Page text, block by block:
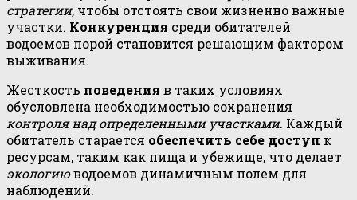
стратегии, чтобы отстоять свои жизненно важные
участки. Конкуренция среди обитателей
водоемов порой становится решающим фактором
выживания.
Жесткость поведения в таких условиях
обусловлена необходимостью сохранения
контроля над определенными участками. Каждый
обитатель старается обеспечить себе доступ к
ресурсам, таким как пища и убежище, что делает
экологиюводоемов динамичным полем для
наблюдений.